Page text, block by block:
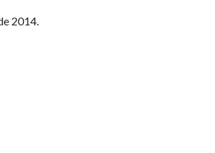
2014.